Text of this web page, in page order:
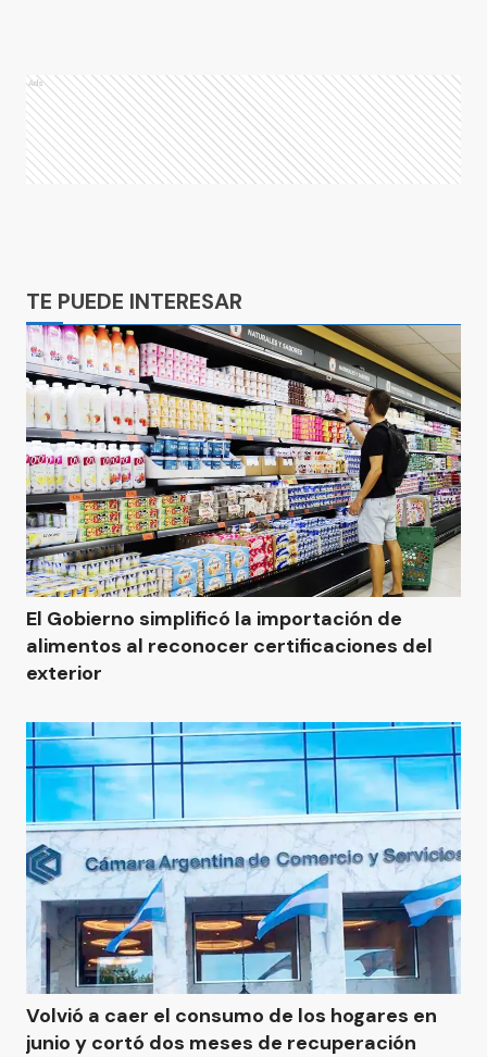
Ads
TE PUEDE INTERESAR
El Gobierno simplificó la importación de
alimentos al reconocer certificaciones del
exterior
Volvió a caer el consumo de los hogares en
junio y cortó dos meses de recuperación